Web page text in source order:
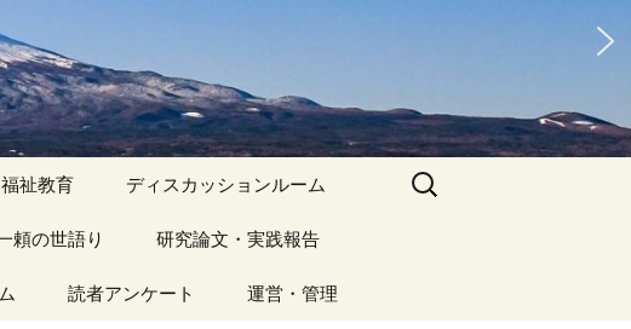
祉教育 ディスカッションルーム
アーカイブ（１）
頼の世語り
イブ（１）
研究論文・実践報告
アーカイブ（１）
読者アンケート 運営・管理
検
索: